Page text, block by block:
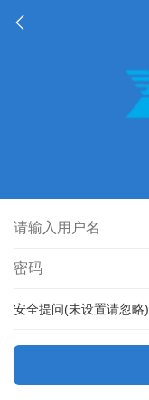
安全提问(未设置请忽略)